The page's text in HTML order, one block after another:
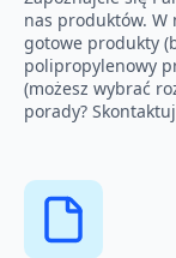
nas produktów. W
gotowe produkty
polipropylenowy
(możesz wybrać
porady?